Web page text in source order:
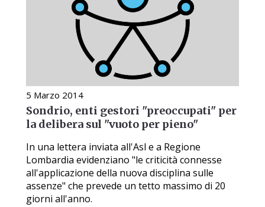
5 Marzo 2014
Sondrio, enti gestori "preoccupati" per
la delibera sul "vuoto per pieno"
In una lettera inviata all'Asl e a Regione
Lombardia evidenziano "le criticità connesse
all'applicazione della nuova disciplina sulle
assenze" che prevede un tetto massimo di 20
giorni all'anno.